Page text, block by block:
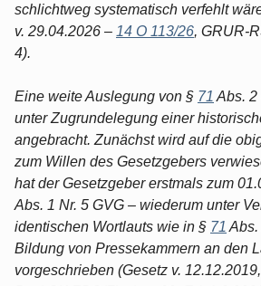
schlichtweg systematisch verfehlt
v. 29.04.2026 – 14 O 113/26, GRUR-
4).
Eine weite Auslegung von § 71 Abs. 2
unter Zugrundelegung einer
angebracht. Zunächst wird auf die
zum Willen des Gesetzgebers
hat der Gesetzgeber erstmals zum
Abs. 1 Nr. 5 GVG – wiederum unter
identischen Wortlauts wie in § 71 Abs.
Bildung von Pressekammern an den
vorgeschrieben (Gesetz v. 12.12.2019,